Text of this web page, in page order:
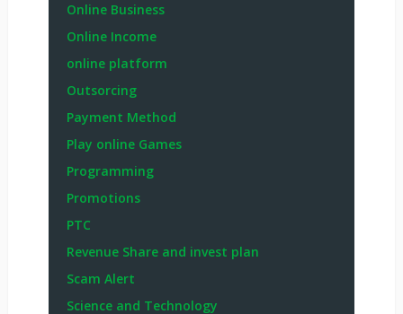
Online Business
Online Income
online platform
Outsorcing
Payment Method
Play online Games
Programming
Promotions
PTC
Revenue Share and invest plan
Scam Alert
Science and Technology